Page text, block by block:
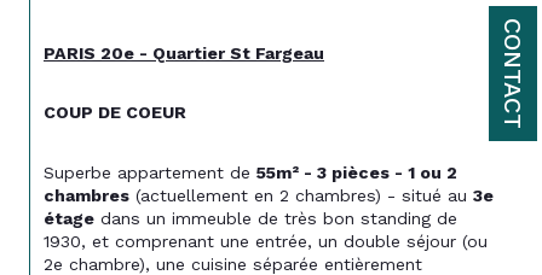
CONTACT
PARIS 20e - Quartier St Fargeau
COUP DE COEUR
Superbe appartement de 55m² - 3 pièces - 1 ou 2
chambres (actuellement en 2 chambres) - situé au 3e
étage dans un immeuble de très bon standing de
1930, et comprenant une entrée, un double séjour (ou
2e chambre), une cuisine séparée entièrement